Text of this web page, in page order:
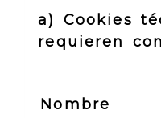
a) Cookies
requieren
Nombre